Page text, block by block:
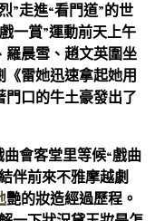
”走進“看門道”的世
一賞”運動前天上午
羅晨雪、趙文英圍坐
雷她迅速拿起她用
口的牛土豪發出了
會客堂里等候“戲曲
伴前來不雅摩越劇
艷的妝造經過歷程。